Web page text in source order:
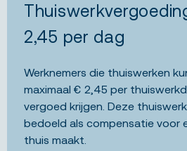
2,45 per dag
Werknemers die thuiswerken
maximaal € 2,45 per
vergoed krijgen. Deze
bedoeld als compensatie voor
thuis maakt.